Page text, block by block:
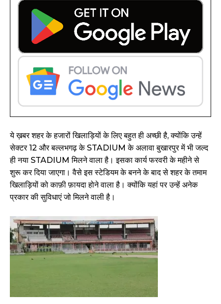
ये ख़बर शहर के हजारों खिलाड़ियों के लिए बहुत ही अच्छी है, क्योंकि उन्हें
सेक्टर 12 और बल्लभगढ़ के STADIUM के अलावा बुखारपुर में भी जल्द
ही नया STADIUM मिलने वाला है। इसका कार्य फरवरी के महीने से
शुरू कर दिया जाएगा। वैसे इस स्टेडियम के बनने के बाद से शहर के तमाम
खिलाड़ियों को काफ़ी फ़ायदा होने वाला है। क्योंकि यहां पर उन्हें अनेक
प्रकार की सुविधाएं जो मिलने वाली है।